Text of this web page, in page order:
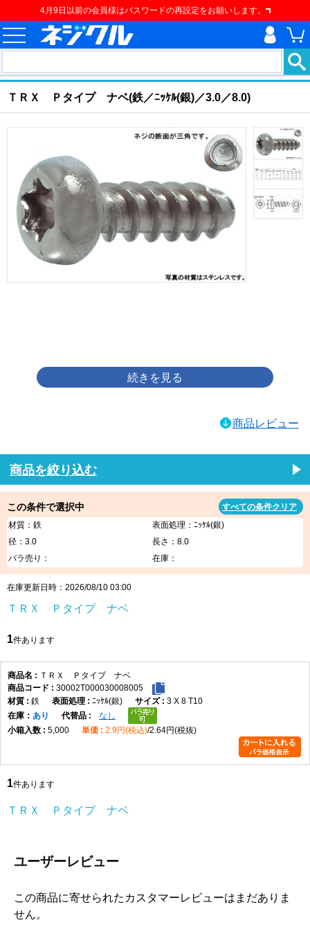
4月9日以前の会員様はパスワードの再設定をお願いします。
ＴＲＸ Ｐタイプ ナベ
ＴＲＸ Ｐタイプ ナベ(鉄／ﾆｯｹﾙ(銀)／3.0／8.0)
商品レビュー
商品を絞り込む
この条件で選択中
すべての条件クリア
材質：鉄
表面処理：ﾆｯｹﾙ(銀)
径：3.0
長さ：8.0
バラ売り：
在庫：
在庫更新日時：2026/08/10 03:00
ＴＲＸ Ｐタイプ ナベ
1件あります
ＴＲＸ Ｐタイプ ナベ
30002T000030008005
鉄
ﾆｯｹﾙ(銀)
3 X 8 T10
在庫
あり
なし
5,000
2.9円(税込) 2.64円(税抜)
1件あります
ＴＲＸ Ｐタイプ ナベ
ユーザーレビュー
この商品に寄せられたカスタマーレビューはまだありま
せん。